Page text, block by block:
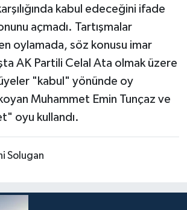
kabul edeceğini ifade
açmadı. Tartışmalar
oylamada, söz konusu imar
AK Partili Celal Ata olmak üzere
"kabul" yönünde oy
Muhammet Emin Tunçaz ve
oyu kullandı.
Solugan